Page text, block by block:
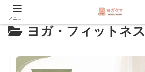
ヨガ・フィットネ
メニュー